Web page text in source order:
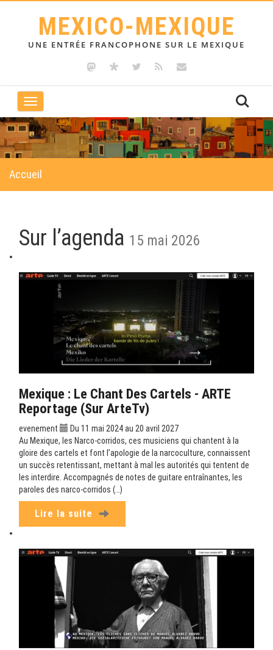
MEXICO-MEXIQUE
UNE ENTRÉE FRANCOPHONE SUR LE MEXIQUE
Toggle
navigation
Accueil
Sur l’agenda 15 mai 2026
Mexique : Le Chant Des Cartels - ARTE
Reportage (sur ArteTv)
evenement
Du 11 mai 2024 au 20 avril 2027
Au Mexique, les Narco-corridos, ces musiciens qui chantent à la
gloire des cartels et font l’apologie de la narcoculture, connaissent
un succès retentissant, mettant à mal les autorités qui tentent de
les interdire. Accompagnés de notes de guitare entraînantes, les
paroles des narco-corridos (…)
Lire la suite